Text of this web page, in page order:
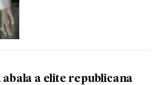
a elite republicana